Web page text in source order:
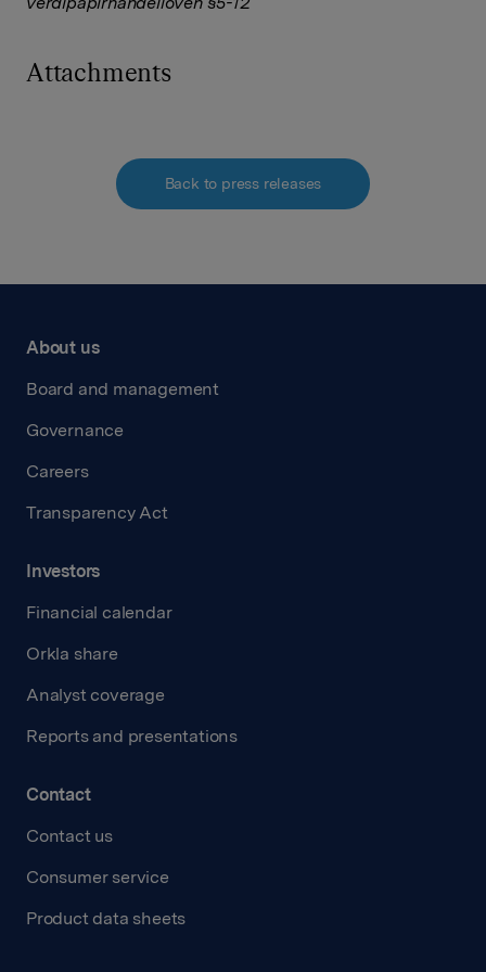
Attachments
Back to press releases
About us
Board and management
Governance
Careers
Transparency Act
Investors
Financial calendar
Orkla share
Analyst coverage
Reports and presentations
Contact
Contact us
Consumer service
Product data sheets